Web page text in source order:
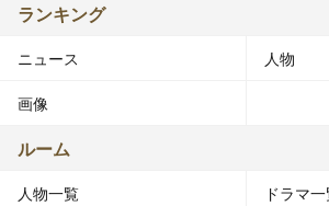
ランキング
ニュース 人物
画像
ルーム
人物一覧 ドラマ